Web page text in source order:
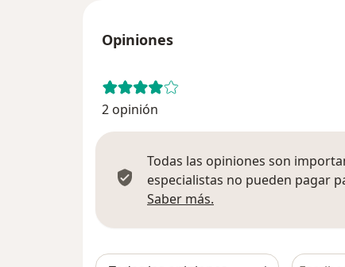
Opiniones
2 opinión
Todas las opiniones son
especialistas no pueden pagar
Saber más.
Busca